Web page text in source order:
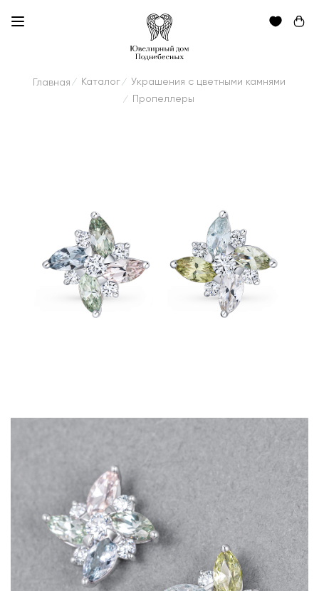
Главная / Каталог / Украшения с цветными камнями
/ Пропеллеры